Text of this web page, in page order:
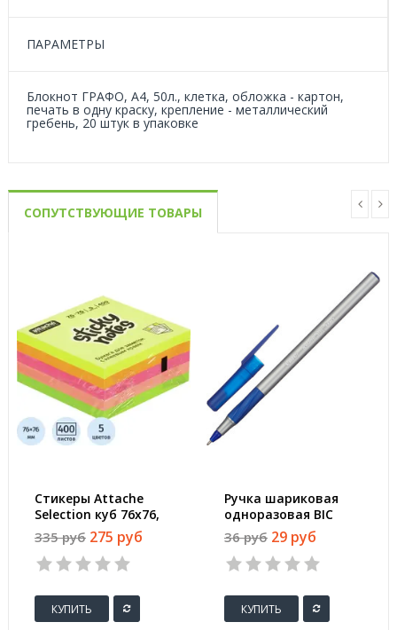
ПАРАМЕТРЫ
Блокнот ГРАФО, А4, 50л., клетка, обложка - картон,
печать в одну краску, крепление - металлический
гребень, 20 штук в упаковке
СОПУТСТВУЮЩИЕ ТОВАРЫ
Стикеры Attache
Selection куб 76х76,
радуга 400 л
335 руб 275 руб
КУПИТЬ
Ручка шариковая
одноразовая BIC
Round Stic Exact
синяя (толщина
линии 0.28 мм)
36 руб 29 руб
КУПИТЬ